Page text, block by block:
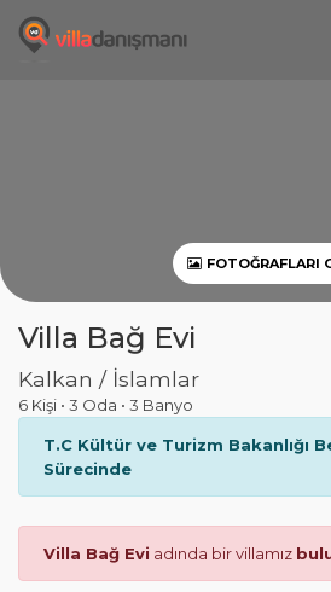
FOTOĞRAFLARI
Villa Bağ Evi
Kalkan / İslamlar
6 Kişi • 3 Oda • 3 Banyo
T.C Kültür ve Turizm Bakanlığı
Sürecinde
Villa Bağ Evi adında bir villamız